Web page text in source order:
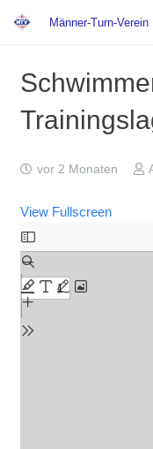
Männer-Turn-Verein
vor 2 Monaten
View Fullscreen
Zum
PDF-
Inhalt
springen